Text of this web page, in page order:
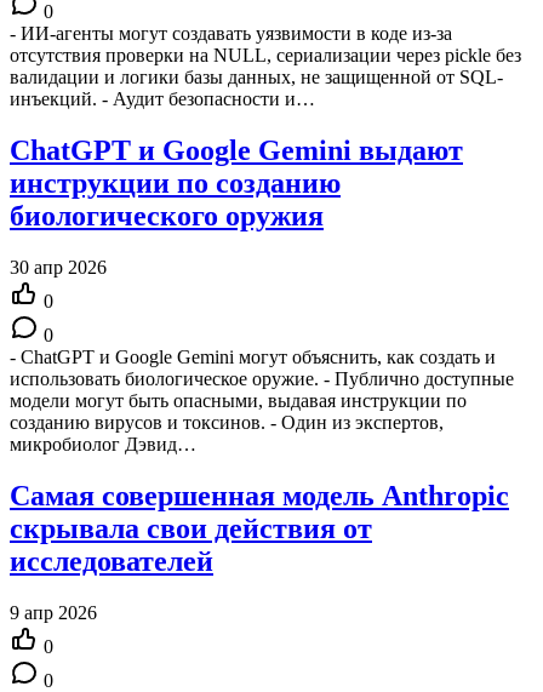
0
- ИИ-агенты могут создавать уязвимости в коде из-за
отсутствия проверки на NULL, сериализации через pickle без
валидации и логики базы данных, не защищенной от SQL-
инъекций. - Аудит безопасности и…
ChatGPT и Google Gemini выдают
инструкции по созданию
биологического оружия
30 апр 2026
0
0
- ChatGPT и Google Gemini могут объяснить, как создать и
использовать биологическое оружие. - Публично доступные
модели могут быть опасными, выдавая инструкции по
созданию вирусов и токсинов. - Один из экспертов,
микробиолог Дэвид…
Самая совершенная модель Anthropic
скрывала свои действия от
исследователей
9 апр 2026
0
0